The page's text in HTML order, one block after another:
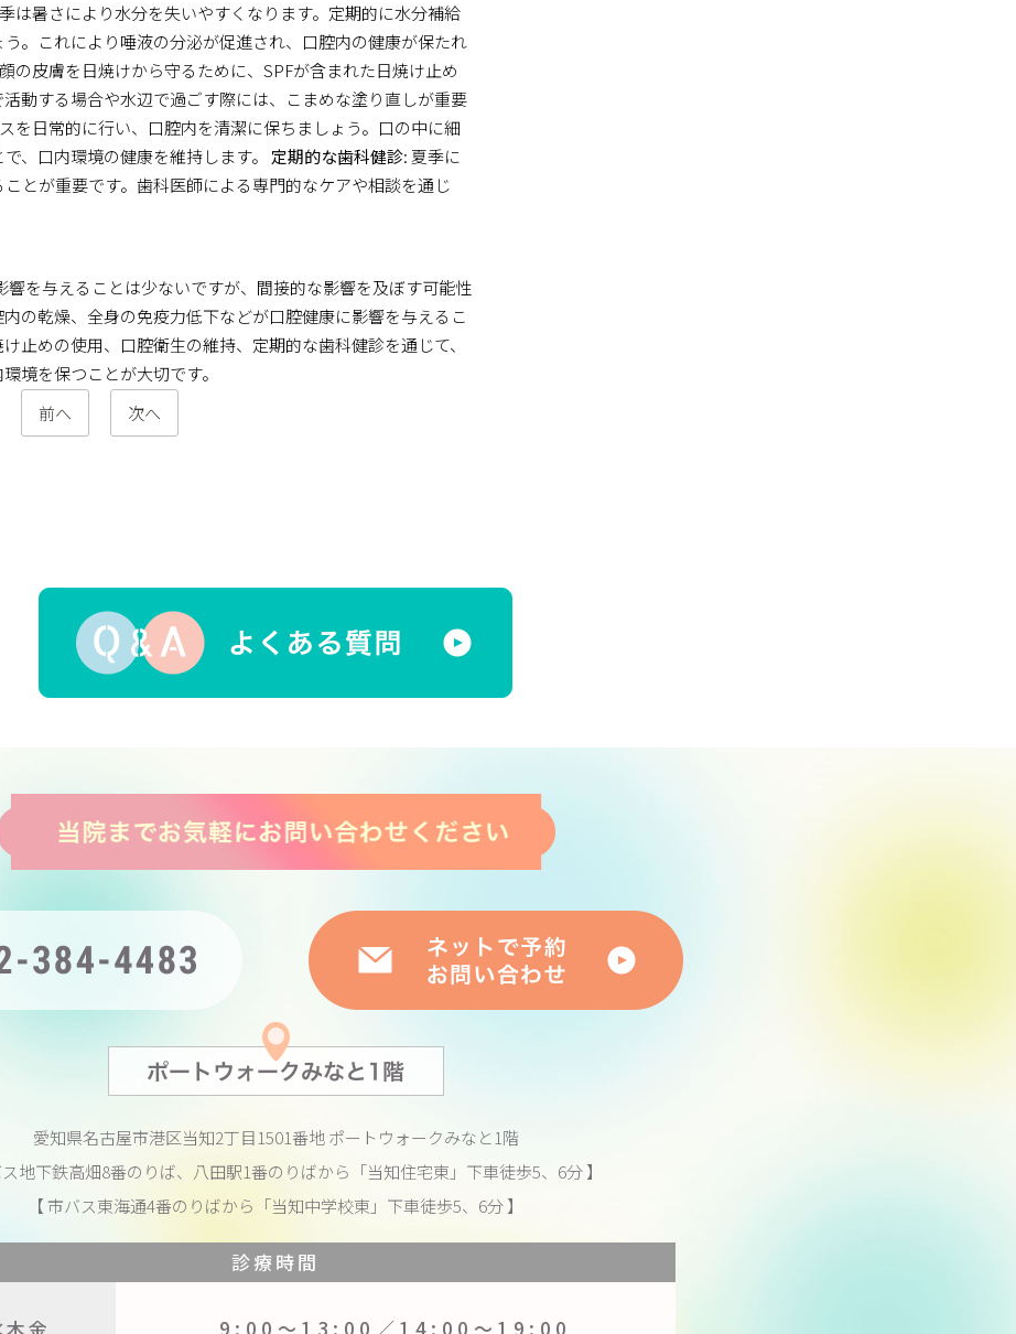
は暑さにより水分を失いやすくなります。定期的に水分補給
。これにより唾液の分泌が促進され、口腔内の健康が保たれ
の皮膚を日焼けから守るために、SPFが含まれた日焼け止め
動する場合や水辺で過ごす際には、こまめな塗り直しが重要
を日常的に行い、口腔内を清潔に保ちましょう。口の中に細
、口内環境の健康を維持します。 定期的な歯科健診: 夏季に
とが重要です。歯科医師による専門的なケアや相談を通じ
響を与えることは少ないですが、間接的な影響を及ぼす可能性
の乾燥、全身の免疫力低下などが口腔健康に影響を与えるこ
止めの使用、口腔衛生の維持、定期的な歯科健診を通じて、
境を保つことが大切です。
前へ
次へ
愛知県名古屋市港区当知2丁目1501番地ポートウォークみなと1階
ス地下鉄高畑8番のりば、八田駅1番のりばから 「当知住宅東」下車徒歩5、6分 】
【 市バス東海通4番のりばから 「当知中学校東」下車徒歩5、6分 】
診療時間
木金 9:00〜13:00／ 14:00〜19:00